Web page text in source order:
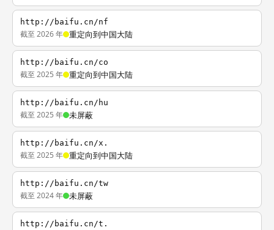
http://baifu.cn/nf
截至 2026 年 重定向到中国大陆
http://baifu.cn/co
截至 2025 年 重定向到中国大陆
http://baifu.cn/hu
截至 2025 年 未屏蔽
http://baifu.cn/x.
截至 2025 年 重定向到中国大陆
http://baifu.cn/tw
截至 2024 年 未屏蔽
http://baifu.cn/t.